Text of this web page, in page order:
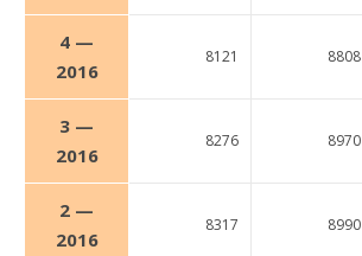
4 —
2016
8121 8808
3 —
2016
8276 8970
2 —
2016
8317 8990